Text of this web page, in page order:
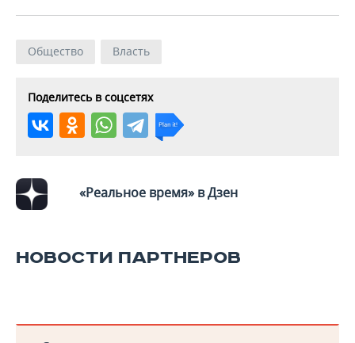
Общество Власть
Поделитесь в соцсетях
«Реальное время» в Дзен
НОВОСТИ ПАРТНЕРОВ